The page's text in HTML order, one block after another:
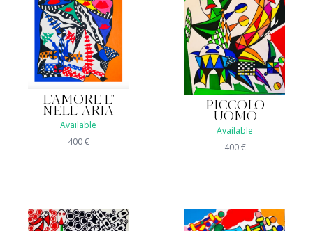
L'AMORE E'
NELL' ARIA
Available
400€
PICCOLO
UOMO
Available
400€